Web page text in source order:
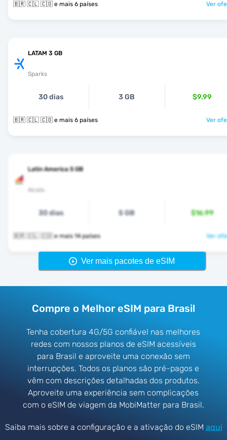
🇧🇷 🇨🇱 🇨🇴 e mais 6 países Ver
LATAM 3 GB
Sparks
30 dias 3 GB $9.99
🇧🇷 🇨🇱 🇨🇴 e mais 6 países Ver
Latin America 5 GB
Airalo
30 dias 5 GB $16.99
🇧🇷 🇨🇱 🇨🇴 e mais 14 países Ver
Ver mais pacotes de eSIM
Compre o Melhor eSIM para Brasil
Tenha cobertura 4G/5G confiável nas melhores
redes com nossos planos de eSIM acessíveis
para Brasil e aproveite uma conexão sem
interrupções. Todos os planos são pré-pagos e
vêm com descrições detalhadas dos produtos.
Aproveite uma experiência sem complicações
com o eSIM de viagem da MobiMatter para Brasil.
Saiba mais sobre a configuração e a ativação do eSIM aqui